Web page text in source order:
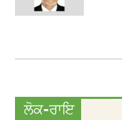
ਲੋਕ-ਰਾਇ